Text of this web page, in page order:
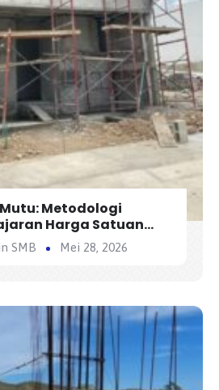
Metodologi
Harga Satuan
SMB Mei 28, 2026